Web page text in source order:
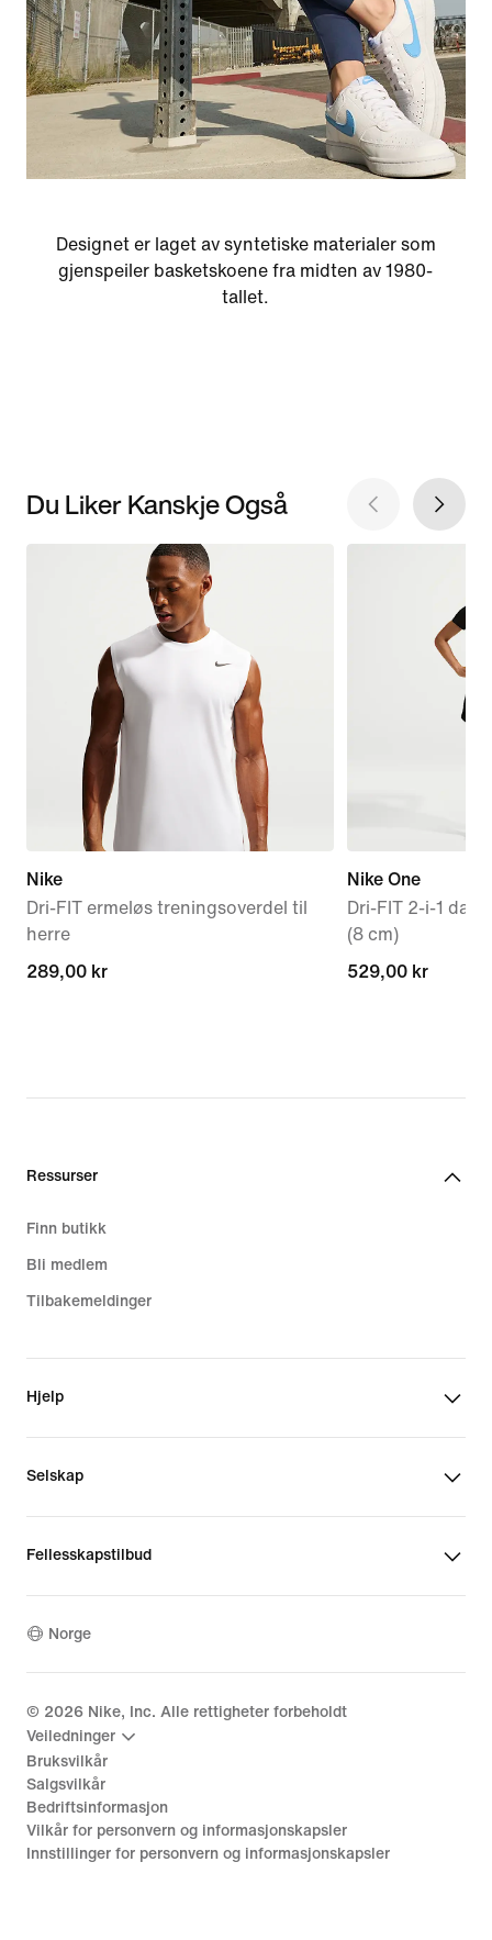
Designet er laget av syntetiske materialer som
gjenspeiler basketskoene fra midten av 1980-
tallet.
Du Liker Kanskje Også
Nike
Dri-FIT ermeløs treningsoverdel til
herre
289,00 kr
289,00 kr
Nike One
Dri-FIT 2-i-1
(8 cm)
529,00 kr
529,00 kr
Ressurser
Finn butikk
Bli medlem
Tilbakemeldinger
Hjelp
Selskap
Fellesskapstilbud
Norge
© 2026 Nike, Inc. Alle rettigheter forbeholdt
Veiledninger
Bruksvilkår
Salgsvilkår
Bedriftsinformasjon
Vilkår for personvern og informasjonskapsler
Innstillinger for personvern og informasjonskapsler